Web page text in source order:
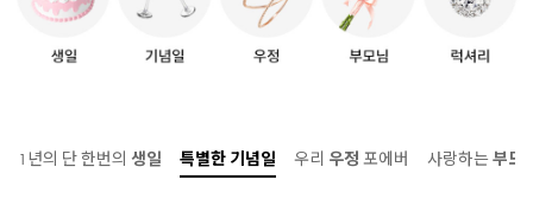
1년의 단 한번의 생일 특별한 기념일 우리 우정 포에버 사랑하는부모